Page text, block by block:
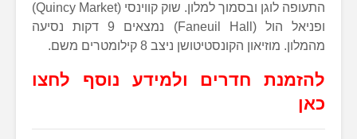
התעופה לוגן ובסמוך למלון. שוק קווינסי (Quincy Market)
ופניאל הול (Faneuil Hall) נמצאים 9 דקות נסיעה
מהמלון. מוזיאון הקונסטיטושן ניצב 8 קילומטרים משם.
להזמנת חדרים ולמידע נוסף לחצו
כאן